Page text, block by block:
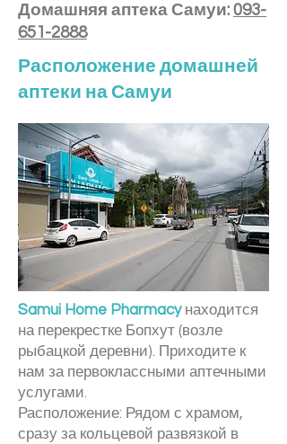
Домашняя аптека Самуи: 093-
651-2888
Расположение домашней
аптеки на Самуи
Samui Home Pharmacy находится
на перекрестке Бопхут (возле
рыбацкой деревни). Приходите к
нам за первоклассными аптечными
услугами.
Расположение: Рядом с храмом,
сразу за кольцевой развязкой в